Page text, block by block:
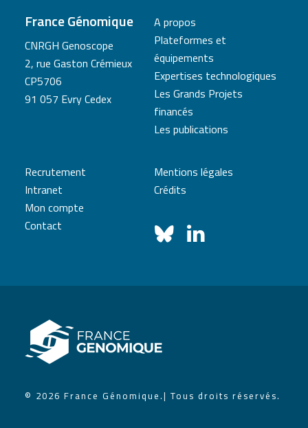
France Génomique
CNRGH Genoscope
2, rue Gaston Crémieux
CP5706
91 057 Evry Cedex
A propos
Plateformes et
équipements
Expertises technologiques
Les Grands Projets
financés
Les publications
Recrutement
Intranet
Mon compte
Contact
Mentions légales
Crédits
© 2026 France Génomique.| Tous droits réservés.